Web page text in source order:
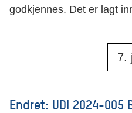
godkjennes. Det er lagt
7.
Endret: UDI 2024-005